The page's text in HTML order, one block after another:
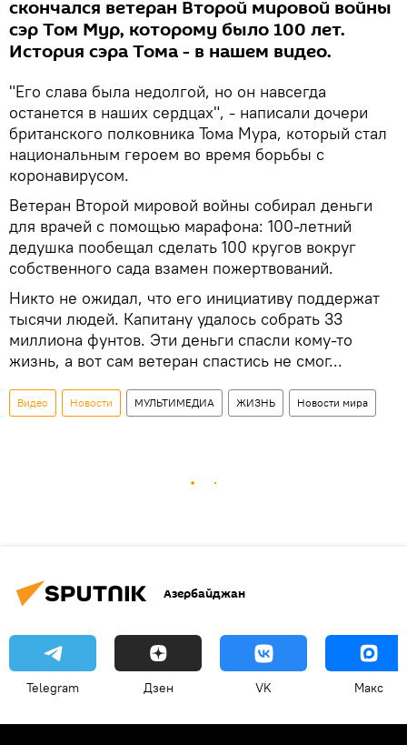
скончался ветеран Второй мировой войны
сэр Том Мур, которому было 100 лет.
История сэра Тома - в нашем видео.
"Его слава была недолгой, но он навсегда
останется в наших сердцах", - написали дочери
британского полковника Тома Мура, который стал
национальным героем во время борьбы с
коронавирусом.
Ветеран Второй мировой войны собирал деньги
для врачей с помощью марафона: 100-летний
дедушка пообещал сделать 100 кругов вокруг
собственного сада взамен пожертвований.
Никто не ожидал, что его инициативу поддержат
тысячи людей. Капитану удалось собрать 33
миллиона фунтов. Эти деньги спасли кому-то
жизнь, а вот сам ветеран спастись не смог...
Видео Новости МУЛЬТИМЕДИА ЖИЗНЬ Новости мира
Азербайджан
Telegram Дзен VK Макс